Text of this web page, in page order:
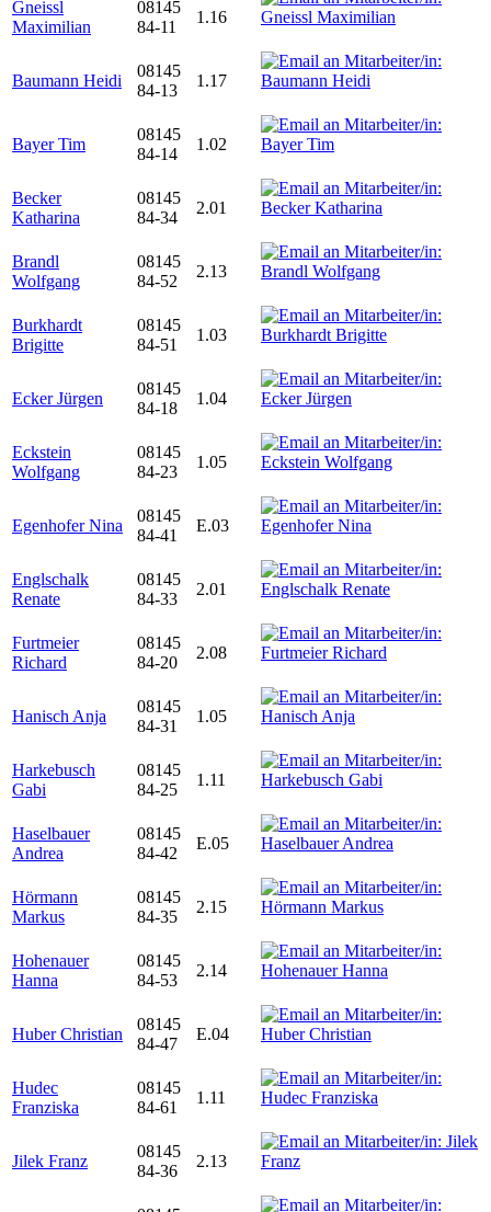
Gneissl
Maximilian
08145
84-11
1.16
Baumann Heidi
08145
84-13
1.17
Bayer Tim
08145
84-14
1.02
Becker
Katharina
08145
84-34
2.01
Brandl
Wolfgang
08145
84-52
2.13
Burkhardt
Brigitte
08145
84-51
1.03
Ecker Jürgen
08145
84-18
1.04
Eckstein
Wolfgang
08145
84-23
1.05
Egenhofer Nina
08145
84-41
E.03
Englschalk
Renate
08145
84-33
2.01
Furtmeier
Richard
08145
84-20
2.08
Hanisch Anja
08145
84-31
1.05
Harkebusch
Gabi
08145
84-25
1.11
Haselbauer
Andrea
08145
84-42
E.05
Hörmann
Markus
08145
84-35
2.15
Hohenauer
Hanna
08145
84-53
2.14
Huber Christian
08145
84-47
E.04
Hudec
Franziska
08145
84-61
1.11
Jilek Franz
08145
84-36
2.13